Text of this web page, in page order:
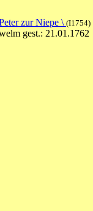
zur Niepe \ (I1754)
gest.: 21.01.1762